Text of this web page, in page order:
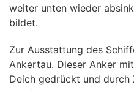
weiter unten wieder
bildet.
Zur Ausstattung des
Ankertau. Dieser Anker
Deich gedrückt und durch